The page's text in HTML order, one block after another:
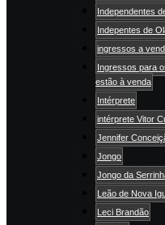
Independentes
Indepentes de
ingressos a
Ingressos para
estão à venda
Intérprete
intérprete Vitor
Jennifer
Jongo
Jongo da
Leão de Nova
Leci Brandão